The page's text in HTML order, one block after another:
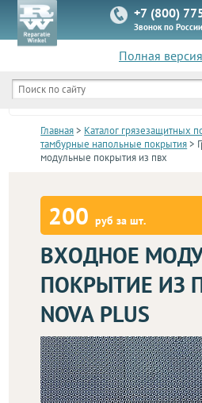
+7 (800)
Звонок по
Полная
КАТАЛОГ
Главная> Каталог грязезащитных
тамбурные напольные покрытия>
модульные покрытия из пвх
200руб за шт.
ВХОДНОЕ
ПОКРЫТИЕ ИЗ
NOVA PLUS